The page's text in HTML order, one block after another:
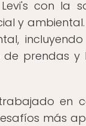
con la
y
prendas y
en
más